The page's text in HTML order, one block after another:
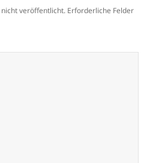
veröffentlicht. Erforderliche Felder